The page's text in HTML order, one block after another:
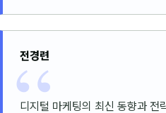
전경련
디지털 마케팅의 최신 동향과 전